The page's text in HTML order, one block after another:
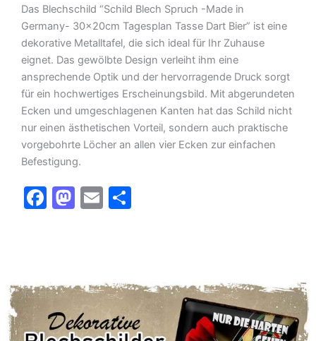
Menge
Das Blechschild “Schild Blech Spruch -Made in
Germany- 30x20cm Tagesplan Tasse Dart Bier” ist eine
dekorative Metalltafel, die sich ideal für Ihr Zuhause
eignet. Das gewölbte Design verleiht ihm eine
ansprechende Optik und der hervorragende Druck sorgt
für ein hochwertiges Erscheinungsbild. Mit abgerundeten
Ecken und umgeschlagenen Kanten hat das Schild nicht
nur einen ästhetischen Vorteil, sondern auch praktische
vorgebohrte Löcher an allen vier Ecken zur einfachen
Befestigung.
F
b
o
o
M
d
o
n
E